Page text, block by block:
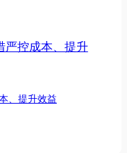
、提升效益